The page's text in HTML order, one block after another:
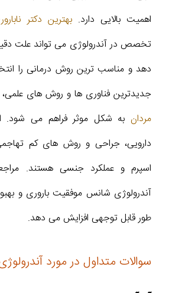
اهمیت بالایی دارد. بهترین دکتر
تخصص در آندرولوژی می‌ تواند علت
دهد و مناسب‌ ترین روش درمانی را
جدیدترین فناوری‌ ها و روش‌ های علمی،
مردان به شکل موثر فراهم می‌ شود.
دارویی، جراحی و روش‌ های کم‌
اسپرم و عملکرد جنسی هستند.
آندرولوژی شانس موفقیت باروری و
طور قابل‌ توجهی افزایش می‌ دهد.
سوالات متداول در مورد